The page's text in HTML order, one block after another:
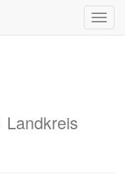
Landkreis